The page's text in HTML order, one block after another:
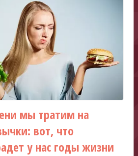
мы тратим на
вот, что
у нас годы жизни